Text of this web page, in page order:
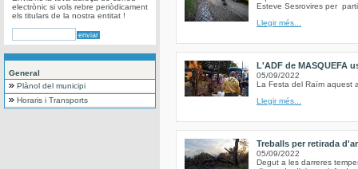
electrònic si vols rebre periòdicament
els titulars de la nostra entitat !
General
Plànol del municipi
Horaris i Transports
Esteve Sesrovires per
Llegir més...
L'ADF de MASQUEFA
05/09/2022
La Festa del Raïm aquest
Llegir més...
Treballs per retirada
05/09/2022
Degut a les darreres